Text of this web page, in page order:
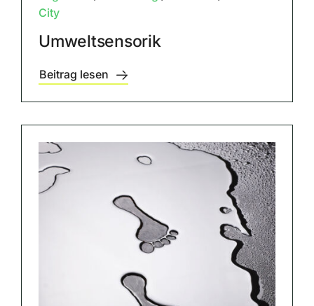
City
Umweltsensorik
Beitrag lesen